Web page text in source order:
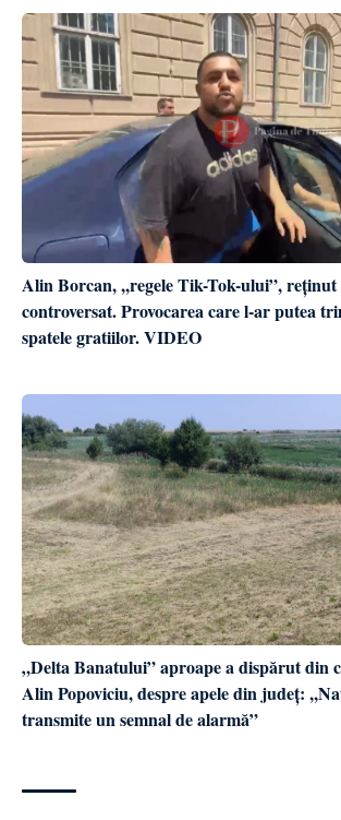
Alin Borcan, ,,regele Tik-Tok-ului”,
controversat. Provocarea care l-ar putea
spatele gratiilor. VIDEO
„Delta Banatului” aproape a dispărut din
Alin Popoviciu, despre apele din județ:
transmite un semnal de alarmă”